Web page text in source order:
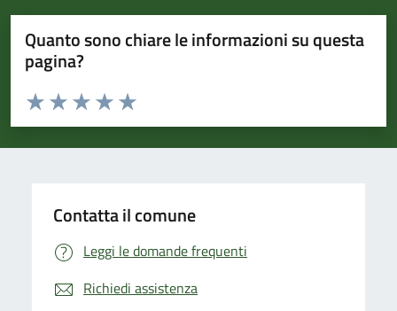
Quanto sono chiare le informazioni su questa
pagina?
Valuta da 1 a 5 stelle la pagina
Valuta 5 stelle su 5
Valuta 4 stelle su 5
Valuta 3 stelle su 5
Valuta 2 stelle su 5
Valuta 1 stelle su 5
Contatta il comune
Leggi le domande frequenti
Richiedi assistenza